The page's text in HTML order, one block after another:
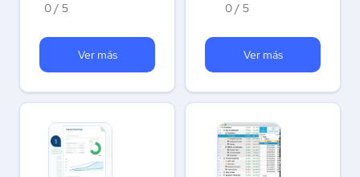
0 / 5
Ver más
0 / 5
Ver más